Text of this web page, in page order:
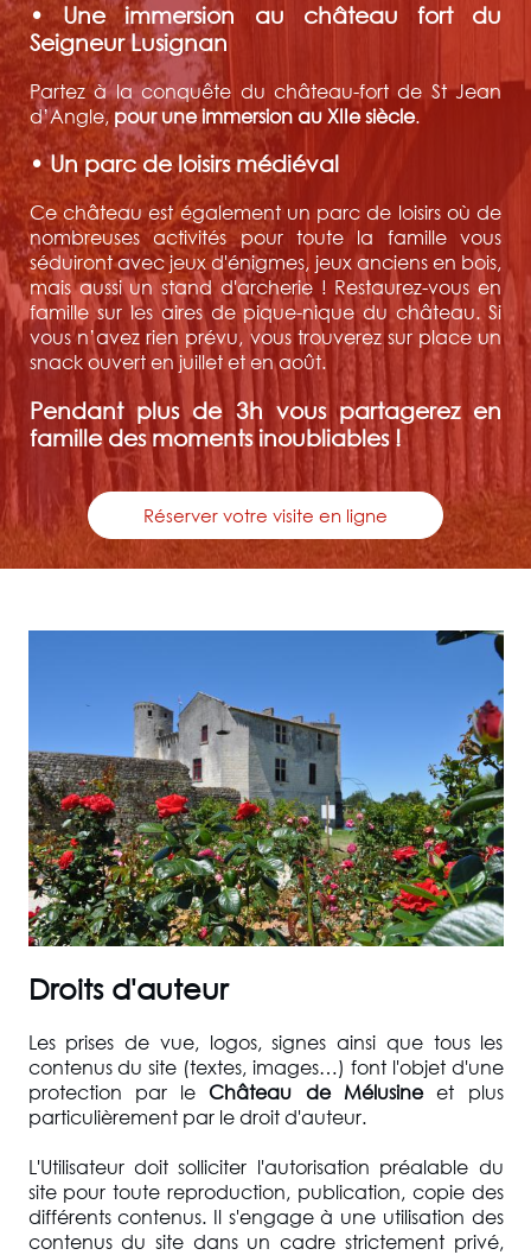
• Une immersion au château fort du
Seigneur Lusignan
Partez à la conquête du château-fort de St Jean
d’Angle, pour une immersion au XIIe siècle.
• Un parc de loisirs médiéval
Ce château est également un parc de loisirs où de
nombreuses activités pour toute la famille vous
séduiront avec jeux d'énigmes, jeux anciens en bois,
mais aussi un stand d'archerie ! Restaurez-vous en
famille sur les aires de pique-nique du château. Si
vous n’avez rien prévu, vous trouverez sur place un
snack ouvert en juillet et en août.
Pendant plus de 3h vous partagerez en
famille des moments inoubliables !
Réserver votre visite en ligne
Droits d'auteur
Les prises de vue, logos, signes ainsi que tous les
contenus du site (textes, images…) font l'objet d'une
protection par leChâteau de Mélusineet plus
particulièrement par le droit d'auteur.
L'Utilisateur doit solliciter l'autorisation préalable du
site pour toute reproduction, publication, copie des
différents contenus. Il s'engage à une utilisation des
contenus du site dans un cadre strictement privé,